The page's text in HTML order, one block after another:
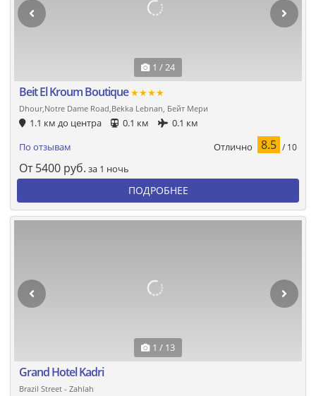
1 / 24
Beit El Kroum Boutique★★★★
Dhour,Notre Dame Road,Bekka Lebnan, Бейт Мери
1.1 км до центра 0.1 км
0.1 км
По отзывам
Отлично 8.5 / 10
От 5400 руб. за 1 ночь
ПОДРОБНЕЕ
1 / 13
Grand Hotel Kadri
Brazil Street - Zahlah